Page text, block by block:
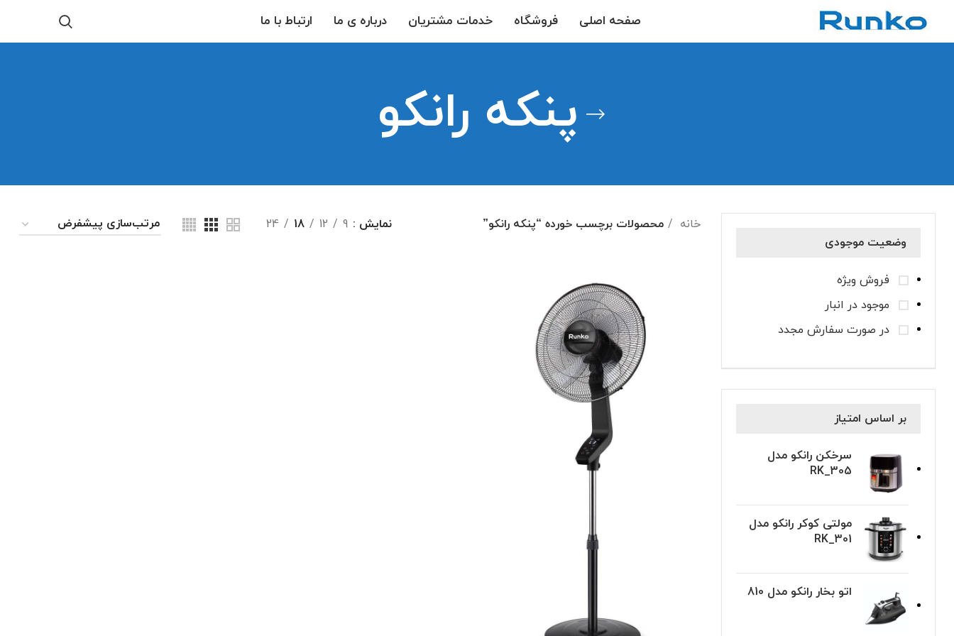
صفحه اصلی فروشگاه خدمات مشتریان درباره ی ما ارتباط با ما
پنکه رانکو
وضعیت موجودی
فروش ویژه
موجود در انبار
در صورت سفارش مجدد
بر اساس امتیاز
سرخکن رانکو مدل
RK_305
مولتی کوکر رانکو مدل
RK_301
اتو بخار رانکو مدل 810
خانه محصولات برچسب خورده “پنکه رانکو” نمایش 9
12
18
24